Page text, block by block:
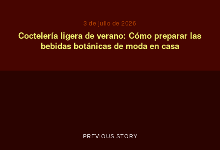
3 de julio de 2026
Coctelería ligera de verano: Cómo preparar las
bebidas botánicas de moda en casa
PREVIOUS STORY